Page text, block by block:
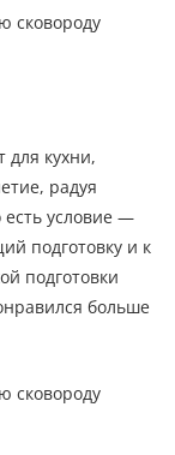
для кухни,
радуя
есть условие —
подготовку и к
подготовки
больше